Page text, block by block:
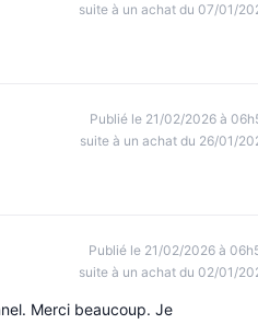
suite à un achat du 07/01/
Publié le 21/02/2026 à
suite à un achat du 26/01/
Publié le 21/02/2026 à
suite à un achat du 02/01/
Merci beaucoup. Je